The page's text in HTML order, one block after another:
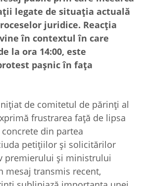
legate de situația actuală
juridice. Reacția
în contextul în care
la ora 14:00, este
pașnic în fața
de comitetul de părinți al
frustrarea față de lipsa
din partea
petițiilor și solicitărilor
premierului și ministrului
mesaj transmis recent,